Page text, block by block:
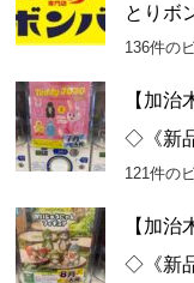
とりボ
136件の
【加
◇《新
121件の
【加
◇《新